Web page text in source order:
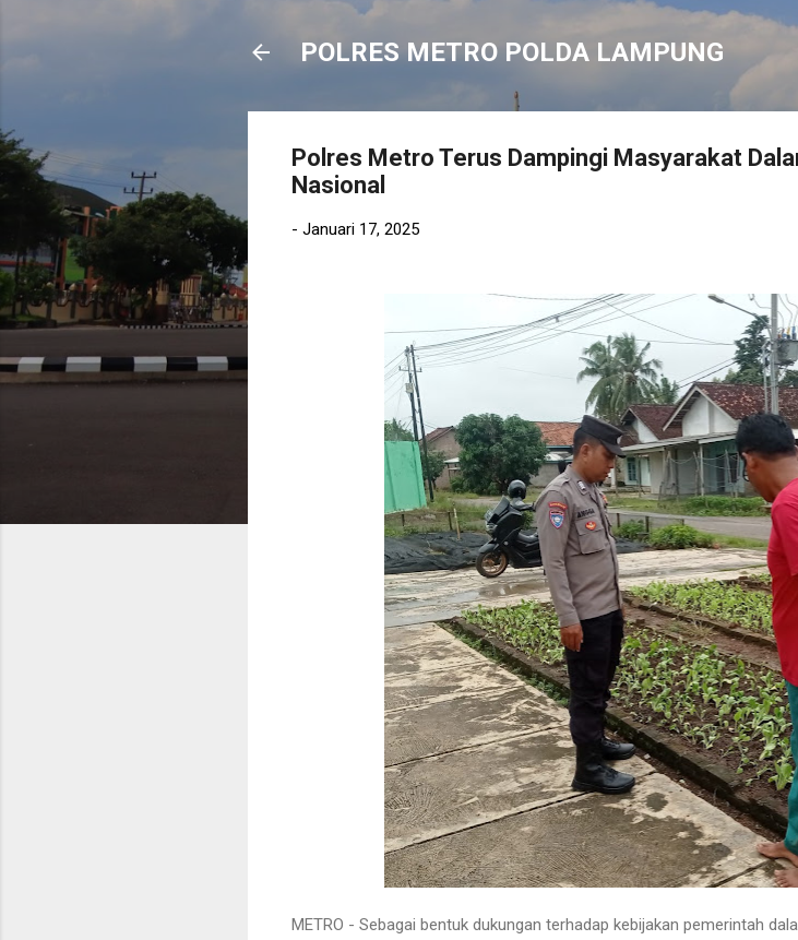
Langsung ke konten
POLRES METRO POLDA LAMPUNG
Polres Metro Terus Dampingi Masyarakat
Nasional
- Januari 17, 2025
METRO - Sebagai bentuk dukungan terhadap kebijakan pemerintah